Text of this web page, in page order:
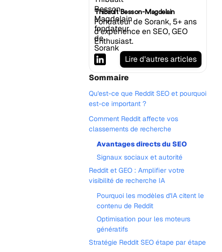
Thibault Besson-Magdelain
Fondateur de Sorank, 5+ ans
d'expérience en SEO, GEO
Enthusiast.
Lire d'autres articles
Sommaire
Qu'est-ce que Reddit SEO et pourquoi
est-ce important ?
Comment Reddit affecte vos
classements de recherche
Avantages directs du SEO
Signaux sociaux et autorité
Reddit et GEO : Amplifier votre
visibilité de recherche IA
Pourquoi les modèles d'IA citent le
contenu de Reddit
Optimisation pour les moteurs
génératifs
Stratégie Reddit SEO étape par étape